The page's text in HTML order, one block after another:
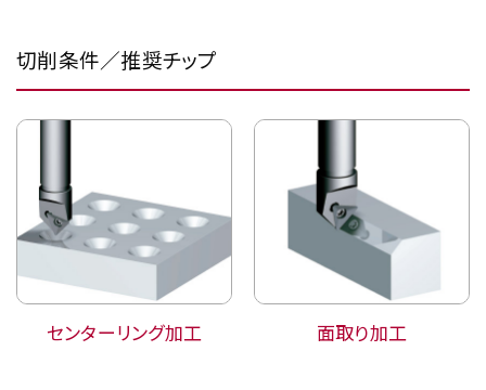
切削条件／推奨チップ
センターリング加工 面取り加工